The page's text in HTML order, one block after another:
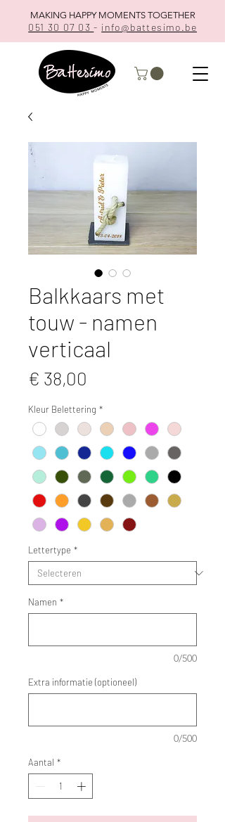
MAKING HAPPY MOMENTS TOGETHER
051 30 07 03- info@battesimo.be
Balkkaars met
touw - namen
verticaal
€ 38,00
Kleur Belettering *
Lettertype *
Namen *
0/500
Extra informatie (optioneel)
0/500
Aantal *